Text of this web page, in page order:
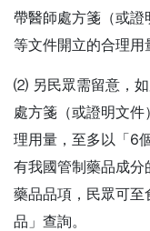
帶醫師處方箋（或
等文件開立的合理用
⑵ 另民眾需留意，
處方箋（或證明文
理用量，至多以「6
有我國管制藥品成
藥品品項，民眾可
品」查詢。